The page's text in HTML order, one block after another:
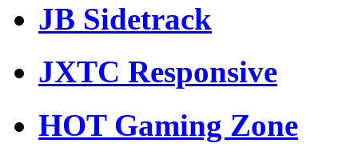
JB Sidetrack
JXTC Responsive
HOT Gaming Zone